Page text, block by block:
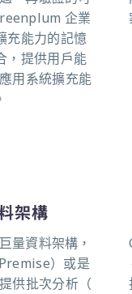
企業
充能力的記憶
，提供用戶能
用系統擴充能
架構
量資料架構，
）或是
供批次分析（